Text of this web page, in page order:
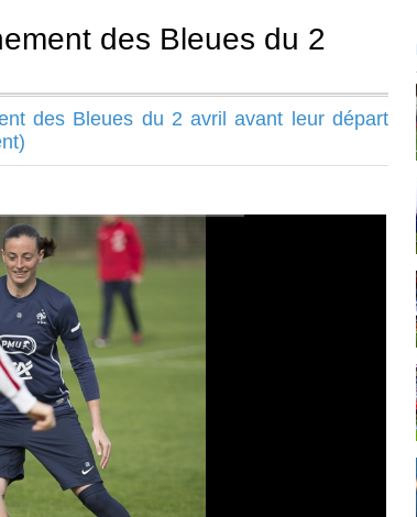
des Bleues du 2
des Bleues du 2 avril avant leur départ